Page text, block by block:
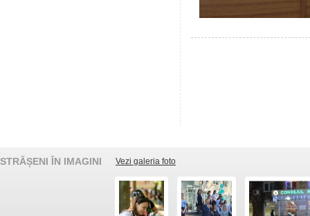
STRĂȘENI ÎN IMAGINI Vezi galeria foto